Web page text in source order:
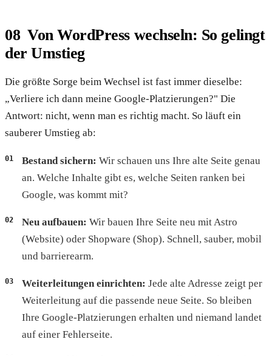
Von WordPress wechseln: So gelingt
der Umstieg
Die größte Sorge beim Wechsel ist fast immer dieselbe:
„Verliere ich dann meine Google-Platzierungen?" Die
Antwort: nicht, wenn man es richtig macht. So läuft ein
sauberer Umstieg ab:
Bestand sichern: Wir schauen uns Ihre alte Seite genau
an. Welche Inhalte gibt es, welche Seiten ranken bei
Google, was kommt mit?
Neu aufbauen: Wir bauen Ihre Seite neu mit Astro
(Website) oder Shopware (Shop). Schnell, sauber, mobil
und barrierearm.
Weiterleitungen einrichten: Jede alte Adresse zeigt per
Weiterleitung auf die passende neue Seite. So bleiben
Ihre Google-Platzierungen erhalten und niemand landet
auf einer Fehlerseite.